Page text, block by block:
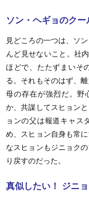
ソン・ヘギョのクー
見どころの一つは、ソ
んど見せないこと。社
ほどで、たたずまいそ
る。それもそのはず、
母の存在が強烈だ。野
か、共謀してスヒョン
ョンの父は報道キャス
め、スヒョン自身も常
なスヒョンもジニョク
り戻すのだった。
真似したい！ ジニ